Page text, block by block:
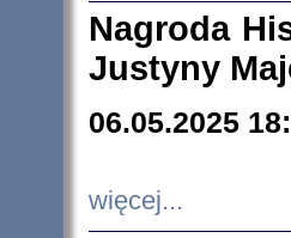
Nagroda
Justyny
06.05.2025
więcej...